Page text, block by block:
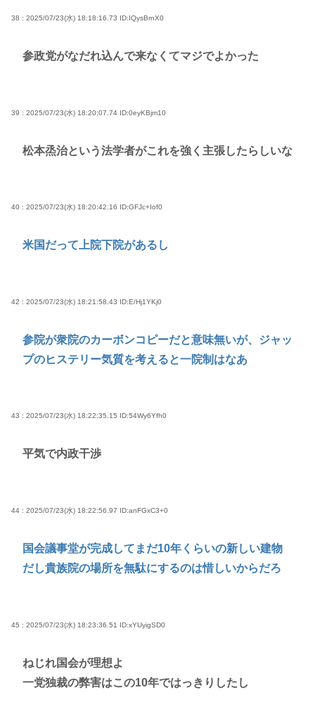
38 : 2025/07/23(水) 18:18:16.73 ID:IQysBrnX0
参政党がなだれ込んで来なくてマジでよかった
39 : 2025/07/23(水) 18:20:07.74 ID:0eyKBjm10
松本烝治という法学者がこれを強く主張したらしいな
40 : 2025/07/23(水) 18:20:42.16 ID:GFJc+Iof0
米国だって上院下院があるし
42 : 2025/07/23(水) 18:21:58.43 ID:E/Hj1YKj0
参院が衆院のカーボンコピーだと意味無いが、ジャッ
プのヒステリー気質を考えると一院制はなあ
43 : 2025/07/23(水) 18:22:35.15 ID:54Wy6Yfh0
平気で内政干渉
44 : 2025/07/23(水) 18:22:56.97 ID:anFGxC3+0
国会議事堂が完成してまだ10年くらいの新しい建物
だし貴族院の場所を無駄にするのは惜しいからだろ
45 : 2025/07/23(水) 18:23:36.51 ID:xYUyigSD0
ねじれ国会が理想よ
一党独裁の弊害はこの10年ではっきりしたし